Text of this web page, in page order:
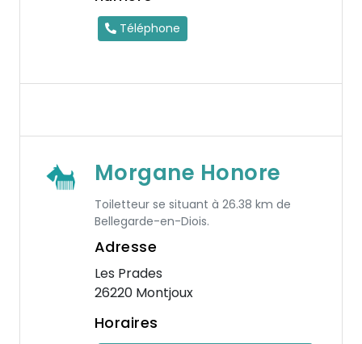
Téléphone
Morgane Honore
Toiletteur se situant à 26.38 km de
Bellegarde-en-Diois.
Adresse
Les Prades
26220 Montjoux
Horaires